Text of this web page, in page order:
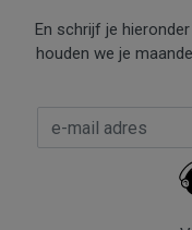
En schrijf je
houden we je
E-mail Adres